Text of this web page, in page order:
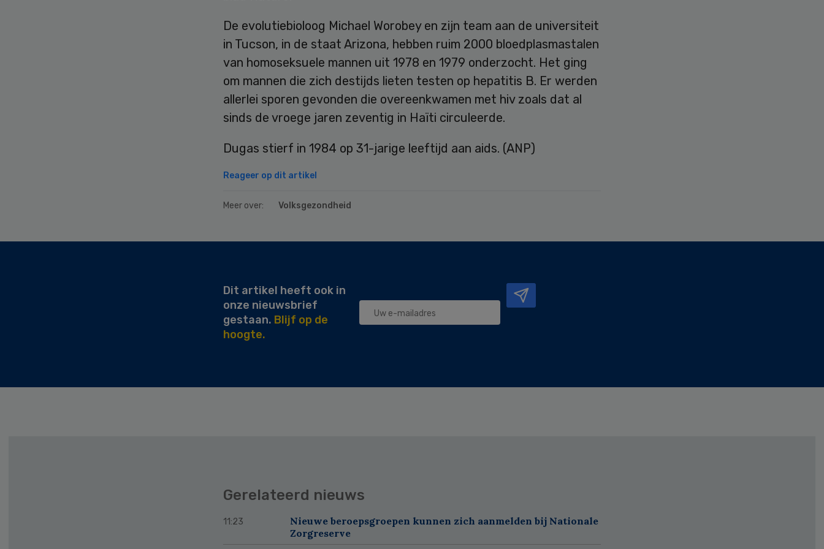
De evolutiebioloog Michael Worobey en zijn team aan de universiteit
in Tucson, in de staat Arizona, hebben ruim 2000 bloedplasmastalen
van homoseksuele mannen uit 1978 en 1979 onderzocht. Het ging
om mannen die zich destijds lieten testen op hepatitis B. Er werden
allerlei sporen gevonden die overeenkwamen met hiv zoals dat al
sinds de vroege jaren zeventig in Haïti circuleerde.
Dugas stierf in 1984 op 31-jarige leeftijd aan aids. (ANP)
Reageer op dit artikel
Meer over: Volksgezondheid
Dit artikel heeft ook in
onze nieuwsbrief
gestaan. Blijf op de
hoogte.
Gerelateerd nieuws
11:23
Nieuwe beroepsgroepen kunnen zich aanmelden bij Nationale
Zorgreserve